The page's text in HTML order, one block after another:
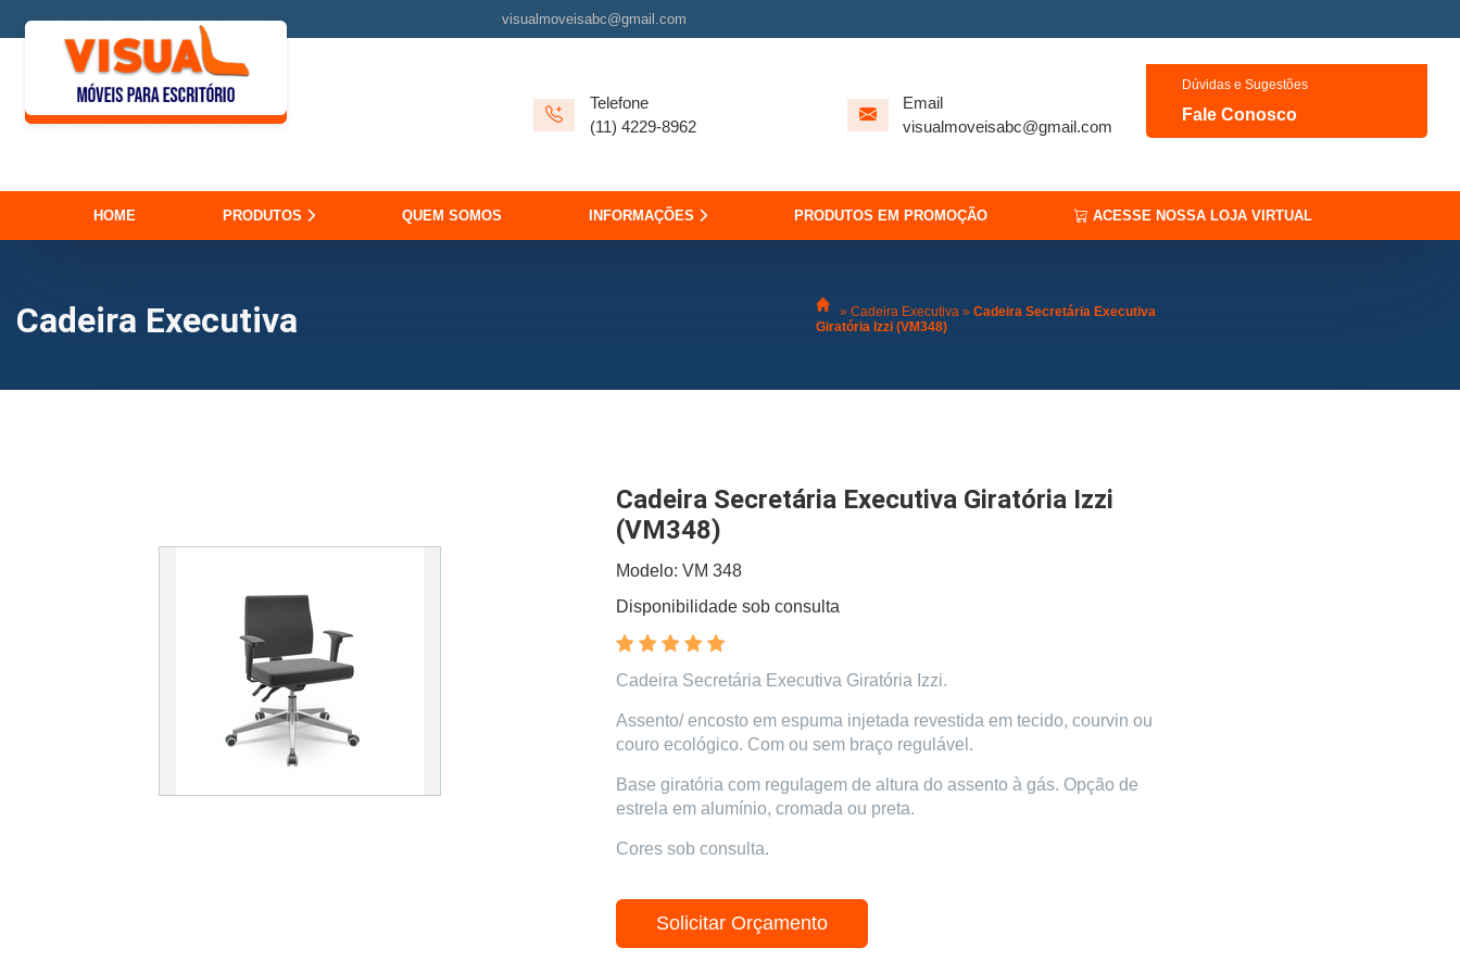
visualmoveisabc@gmail.com
Telefone
(11) 4229-8962
Email
visualmoveisabc@gmail.com
Dúvidas e Sugestões
Fale Conosco
HOME PRODUTOS QUEM SOMOS INFORMAÇÕES PRODUTOS EM PROMOÇÃO ACESSE NOSSA LOJA VIRTUAL
Cadeira Executiva » Cadeira Executiva » Cadeira Secretária Executiva
Giratória Izzi (VM348)
Cadeira Secretária Executiva Giratória Izzi
(VM348)
Modelo: VM 348
Disponibilidade sob consulta
Cadeira Secretária Executiva Giratória Izzi.
Assento/ encosto em espuma injetada revestida em tecido, courvin ou
couro ecológico. Com ou sem braço regulável.
Base giratória com regulagem de altura do assento à gás. Opção de
estrela em alumínio, cromada ou preta.
Cores sob consulta.
Solicitar Orçamento